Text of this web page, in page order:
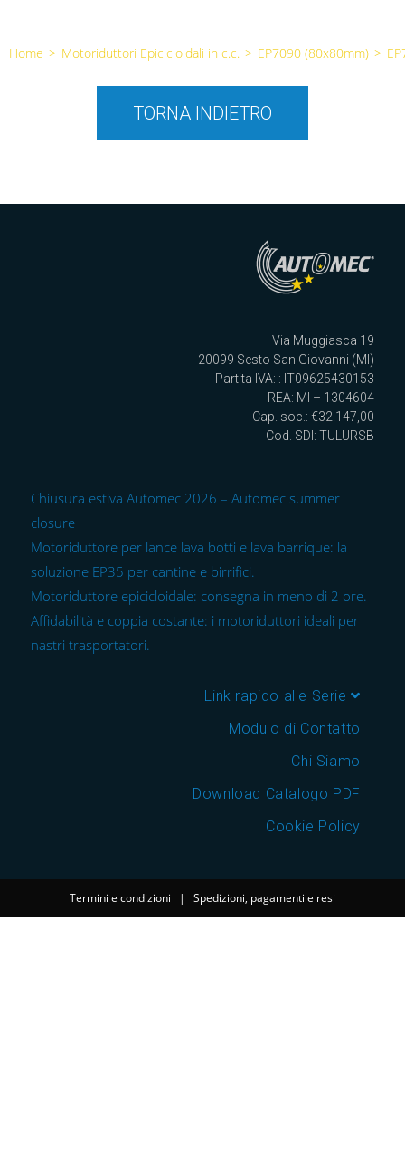
Home > Motoriduttori Epicicloidali in c.c. > EP7090 (80x80mm) >
TORNA INDIETRO
Via Muggiasca 19
20099 Sesto San Giovanni (MI)
Partita IVA: : IT09625430153
REA: MI – 1304604
Cap. soc.: €32.147,00
Cod. SDI: TULURSB
Chiusura estiva Automec 2026 – Automec summer
closure
Motoriduttore per lance lava botti e lava barrique: la
soluzione EP35 per cantine e birrifici.
Motoriduttore epicicloidale: consegna in meno di 2 ore.
Affidabilità e coppia costante: i motoriduttori ideali per
nastri trasportatori.
Link rapido alle Serie
Modulo di Contatto
Chi Siamo
Download Catalogo PDF
Cookie Policy
Termini e condizioni | Spedizioni, pagamenti e resi